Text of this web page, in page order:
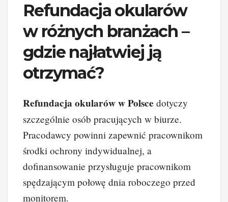
Refundacja okularów
w różnych branżach –
gdzie najłatwiej ją
otrzymać?
Refundacja okularów w Polsce dotyczy
szczególnie osób pracujących w biurze.
Pracodawcy powinni zapewnić pracownikom
środki ochrony indywidualnej, a
dofinansowanie przysługuje pracownikom
spędzającym połowę dnia roboczego przed
monitorem.